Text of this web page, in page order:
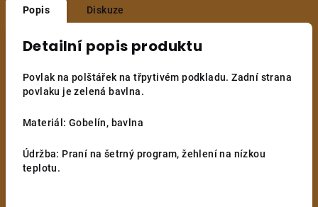
Popis Diskuze
Detailní popis produktu
Povlak na polštářek na třpytivém podkladu. Zadní strana
povlaku je zelená bavlna.
Materiál: Gobelín, bavlna
Údržba: Praní na šetrný program, žehlení na nízkou
teplotu.